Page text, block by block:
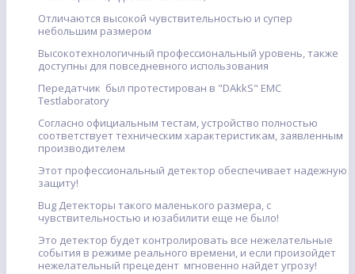
Отличаются высокой чувствительностью и супер
небольшим размером
Высокотехнологичный профессиональный уровень, также
доступны для повседневного использования
Передатчик был протестирован в "DAkkS" EMC
Testlaboratory
Согласно официальным тестам, устройство полностью
соответствует техническим характеристикам, заявленным
производителем
Этот профессиональный детектор обеспечивает надежную
защиту!
Bug Детекторы такого маленького размера, с
чувствительностью и юзабилити еще не было!
Это детектор будет контролировать все нежелательные
события в режиме реального времени, и если произойдет
нежелательный прецедент мгновенно найдет угрозу!